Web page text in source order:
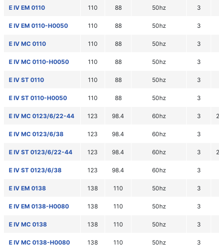
E IV EM 0110 110 88 50hz 3
E IV EM 0110-H0050 110 88 50hz 3
E IV MC 0110 110 88 50hz 3
E IV MC 0110-H0050 110 88 50hz 3
E IV ST 0110 110 88 50hz 3
E IV ST 0110-H0050 110 88 50hz 3
E IV MC 0123/6/22-44 123 98.4 60hz 3
E IV MC 0123/6/38 123 98.4 60hz 3
E IV ST 0123/6/22-44 123 98.4 60hz 3
E IV ST 0123/6/38 123 98.4 60hz 3
E IV EM 0138 138 110 50hz 3
E IV EM 0138-H0080 138 110 50hz 3
E IV MC 0138 138 110 50hz 3
E IV MC 0138-H0080 138 110 50hz 3